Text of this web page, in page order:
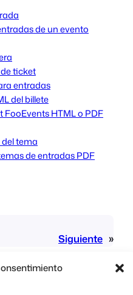
de un evento
ticket
entradas
del billete
HTML o PDF
tema
de entradas PDF
Siguiente »